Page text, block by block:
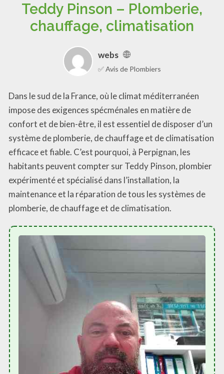
Teddy Pinson – Plomberie,
chauffage, climatisation
webs
✅ Avis de Plombiers
Dans le sud de la France, où le climat méditerranéen
impose des exigences spécménales en matière de
confort et de bien-être, il est essentiel de disposer d’un
système de plomberie, de chauffage et de climatisation
efficace et fiable. C’est pourquoi, à Perpignan, les
habitants peuvent compter sur Teddy Pinson, plombier
expérimenté et spécialisé dans l’installation, la
maintenance et la réparation de tous les systèmes de
plomberie, de chauffage et de climatisation.